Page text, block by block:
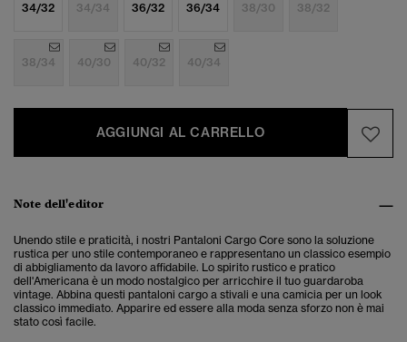
34/32 34/34 36/32 36/34 38/30 38/32
38/34 40/30 40/32 40/34
AGGIUNGI AL CARRELLO
Note dell'editor
Unendo stile e praticità, i nostri Pantaloni Cargo Core sono la soluzione
rustica per uno stile contemporaneo e rappresentano un classico esempio
di abbigliamento da lavoro affidabile. Lo spirito rustico e pratico
dell'Americana è un modo nostalgico per arricchire il tuo guardaroba
vintage. Abbina questi pantaloni cargo a stivali e una camicia per un look
classico immediato. Apparire ed essere alla moda senza sforzo non è mai
stato così facile.